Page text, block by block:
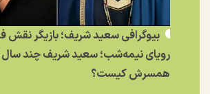
بیوگرافی سعید شریف؛ بازیگر نقش
رویای نیمه‌شب؛ سعید شریف چند سال
همسرش کیست؟